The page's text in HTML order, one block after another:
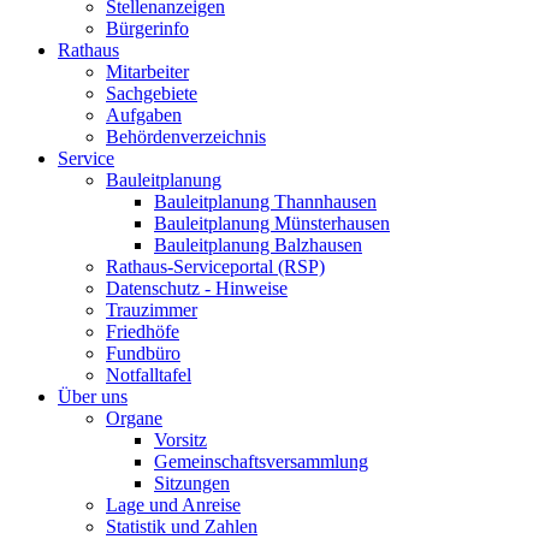
Stellenanzeigen
Bürgerinfo
Rathaus
Mitarbeiter
Sachgebiete
Aufgaben
Behördenverzeichnis
Service
Bauleitplanung
Bauleitplanung Thannhausen
Bauleitplanung Münsterhausen
Bauleitplanung Balzhausen
Rathaus-Serviceportal (RSP)
Datenschutz - Hinweise
Trauzimmer
Friedhöfe
Fundbüro
Notfalltafel
Über uns
Organe
Vorsitz
Gemeinschaftsversammlung
Sitzungen
Lage und Anreise
Statistik und Zahlen